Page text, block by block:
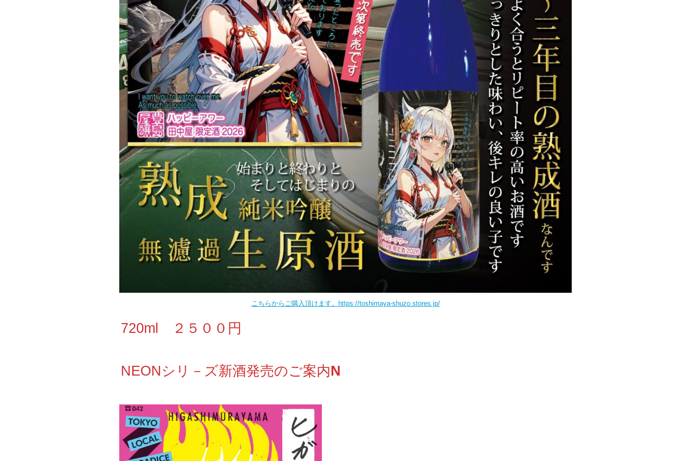
こちらからご購入頂けます。https://toshimaya-shuzo.stores.jp/
720ml ２５００円
NEONシリ－ズ新酒発売のご案内N